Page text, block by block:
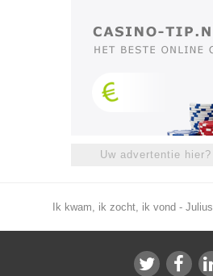
Uw advertentie
Ik kwam, ik zocht, ik vond -